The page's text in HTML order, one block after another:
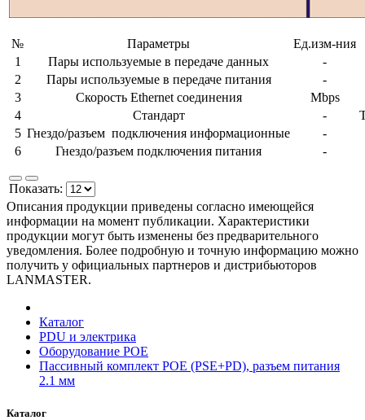
№ Параметры
Ед.изм-ния
1
Пары используемые в передаче данных
-
2
Пары используемые в передаче питания
-
3
Скорость Ethernet соединения
Mbps
4
Стандарт -
5 Гнездо/разъем подключения информационные
-
6
Гнездо/разъем подключения питания -
Показать:
Описания продукции приведены согласно имеющейся
информации на момент публикации. Характеристики
продукции могут быть изменены без предварительного
уведомления. Более подробную и точную информацию можно
получить у официальных партнеров и дистрибьюторов
LANMASTER.
Каталог
PDU и электрика
Оборудование POE
Пассивный комплект POE (PSE+PD), разъем питания
2.1 мм
Каталог